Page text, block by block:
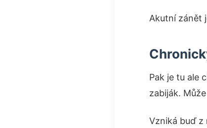
Akutní zánět
Pak je tu ale
zabiják.
Vzniká buď z